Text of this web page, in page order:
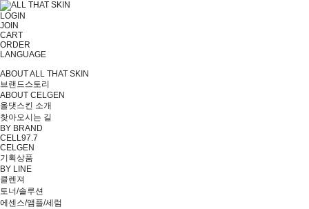
LOGIN
JOIN
CART
ORDER
LANGUAGE
ABOUT ALL THAT SKIN
브랜드스토리
ABOUT CELGEN
올댓스킨 소개
찾아오시는 길
BY BRAND
CELL97.7
CELGEN
기획상품
BY LINE
클렌져
토너/솔루션
에센스/앰플/세럼